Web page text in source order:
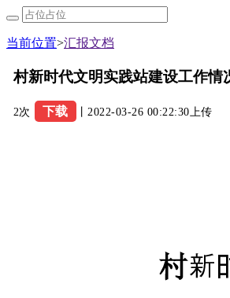
当前位置>汇报文档
村新时代文明实践站建设工作情
2次 下载 丨2022-03-26 00:22:30上传